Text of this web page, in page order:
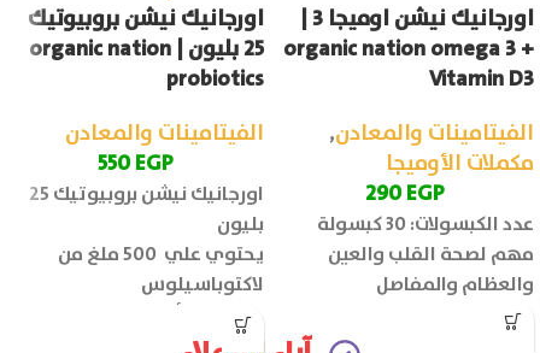
اورجانيك نيشن اوميجا 3 |
organic nation omega 3 +
Vitamin D3
الفيتامينات والمعادن,
مكملات الأوميجا
290EGP
عدد الكبسولات: 30 كبسولة
مهم لصحة القلب والعين
والعظام والمفاصل
اورجانيك نيشن بروبيوتيك
25 بليون | organic nation
probiotics
الفيتامينات والمعادن
550EGP
اورجانيك نيشن بروبيوتيك 25
بليون
يحتوي علي 500 ملغ من
لاكتوباسيلوس
الإينولين (ألياف البريبايوتك):
100 ملغ